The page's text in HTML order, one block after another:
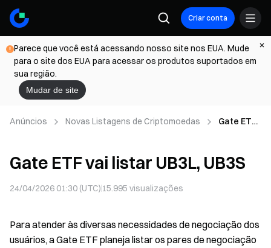
Criar conta
Parece que você está acessando nosso site nos EUA. Mude
para o site dos EUA para acessar os produtos suportados em
sua região.
Mudar de site
Anúncios Novas Listagens de Criptomoedas
Gate ETF
UB3S
Gate ETF vai listar UB3L, UB3S
24/04/2026 01:30 (UTC) 15.995 visualizações
Para atender às diversas necessidades de negociação dos
usuários, a Gate ETF planeja listar os pares de negociação